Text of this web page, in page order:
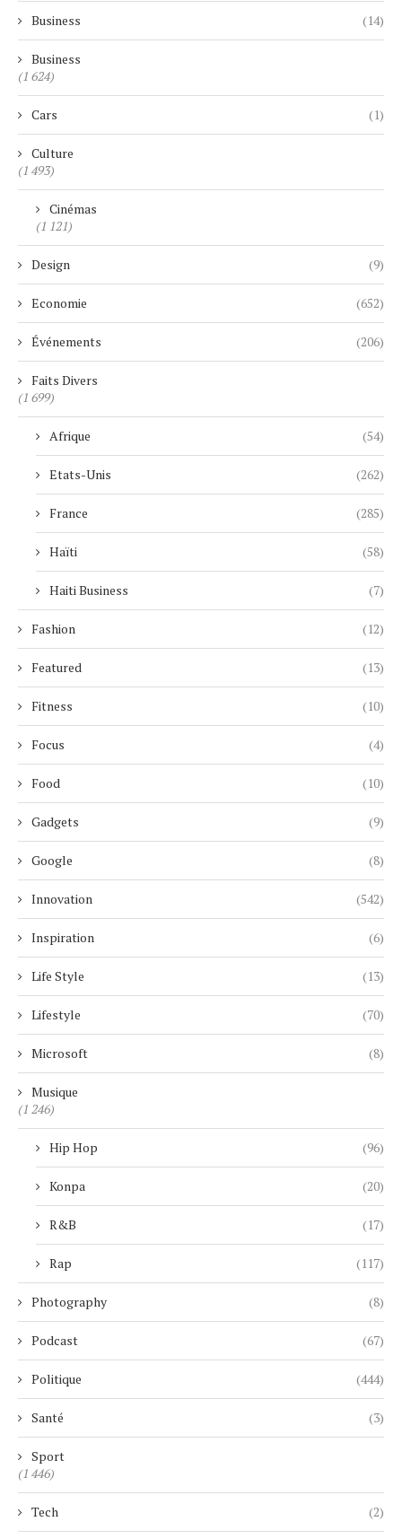
Business (14)
Business
(1 624)
Cars (1)
Culture
(1 493)
Cinémas
(1 121)
Design (9)
Economie (652)
Événements (206)
Faits Divers
(1 699)
Afrique (54)
Etats-Unis (262)
France (285)
Haïti (58)
Haiti Business (7)
Fashion (12)
Featured (13)
Fitness (10)
Focus (4)
Food (10)
Gadgets (9)
Google (8)
Innovation (542)
Inspiration (6)
Life Style (13)
Lifestyle (70)
Microsoft (8)
Musique
(1 246)
Hip Hop (96)
Konpa (20)
R&B (17)
Rap (117)
Photography (8)
Podcast (67)
Politique (444)
Santé (3)
Sport
(1 446)
Tech (2)